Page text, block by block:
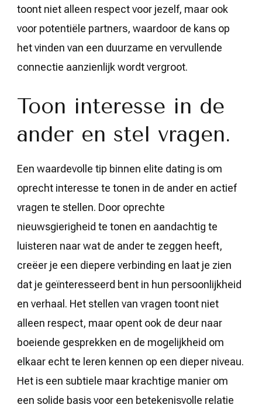
toont niet alleen respect voor jezelf, maar ook
voor potentiële partners, waardoor de kans op
het vinden van een duurzame en vervullende
connectie aanzienlijk wordt vergroot.
Toon interesse in de
ander en stel vragen.
Een waardevolle tip binnen elite dating is om
oprecht interesse te tonen in de ander en actief
vragen te stellen. Door oprechte
nieuwsgierigheid te tonen en aandachtig te
luisteren naar wat de ander te zeggen heeft,
creëer je een diepere verbinding en laat je zien
dat je geïnteresseerd bent in hun persoonlijkheid
en verhaal. Het stellen van vragen toont niet
alleen respect, maar opent ook de deur naar
boeiende gesprekken en de mogelijkheid om
elkaar echt te leren kennen op een dieper niveau.
Het is een subtiele maar krachtige manier om
een solide basis voor een betekenisvolle relatie